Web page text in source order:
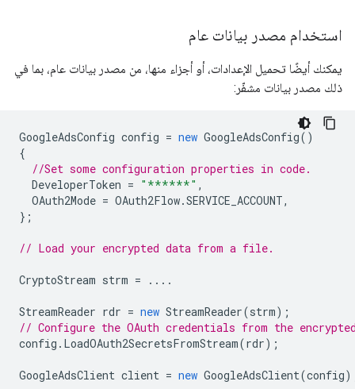
استخدام مصدر بيانات عام
يمكنك أيضًا تحميل الإعدادات، أو أجزاء منها، من مصدر بيانات عام، بما في
ذلك مصدر بيانات مشفّر:
GoogleAdsConfig config = new GoogleAdsConfig()
{
//Set some configuration properties in code.
DeveloperToken = "******" ,
OAuth2Mode = OAuth2Flow.SERVICE_ACCOUNT,
};
// Load your encrypted data from a file.
CryptoStream strm = ....
StreamReader rdr = new StreamReader(strm);
// Configure the OAuth credentials from the
config . LoadOAuth2SecretsFromStream(rdr);
GoogleAdsClient client = new GoogleAdsClient(config